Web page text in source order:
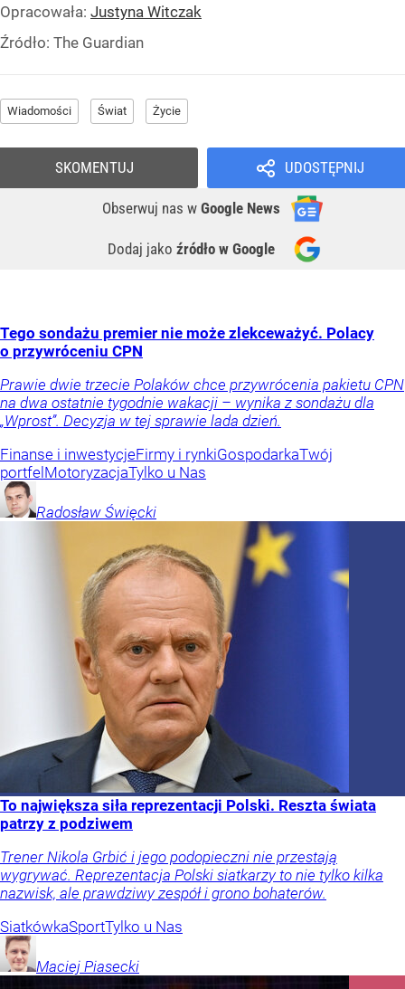
Opracowała: Justyna Witczak
Źródło: The Guardian
Wiadomości Świat Życie
UDOSTĘPNIJ
Obserwuj nas w Google News
Dodaj jako źródło w Google
SKOMENTUJ
Tego sondażu premier nie może zlekceważyć. Polacy
o przywróceniu CPN
Prawie dwie trzecie Polaków chce przywrócenia pakietu CPN
na dwa ostatnie tygodnie wakacji – wynika z sondażu dla
„Wprost”. Decyzja w tej sprawie lada dzień.
Finanse i inwestycjeFirmy i rynkiGospodarkaTwój
portfelMotoryzacjaTylko u Nas
Radosław Święcki
To największa siła reprezentacji Polski. Reszta świata
patrzy z podziwem
Trener Nikola Grbić i jego podopieczni nie przestają
wygrywać. Reprezentacja Polski siatkarzy to nie tylko kilka
nazwisk, ale prawdziwy zespół i grono bohaterów.
SiatkówkaSportTylko u Nas
Maciej Piasecki